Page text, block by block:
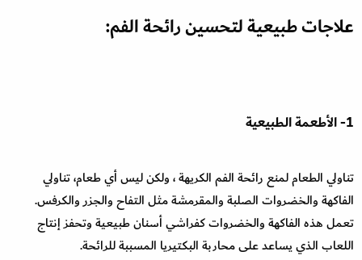
علاجات طبيعية لتحسين رائحة الفم:
1- الأطعمة الطبيعية
تناولي الطعام لمنع رائحة الفم الكريهة ، ولكن ليس أي طعام، تناولي
الفاكهة والخضروات الصلبة والمقرمشة مثل التفاح والجزر والكرفس.
تعمل هذه الفاكهة والخضروات كفراشي أسنان طبيعية وتحفز إنتاج
اللعاب الذي يساعد على محاربة البكتيريا المسببة للرائحة.